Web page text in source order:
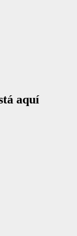
aquí